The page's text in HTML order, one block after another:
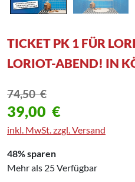
TICKET PK 1 FÜR
ORIOT-ABEND! IN
74,50€
39,00 €
inkl. MwSt. zzgl. Versand
48% sparen
Mehr als 25 Verfügbar